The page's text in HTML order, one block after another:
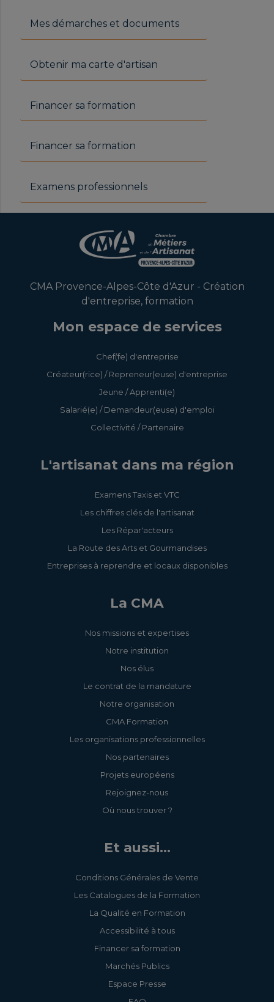
Mes démarches et documents
Obtenir ma carte d'artisan
Financer sa formation
Financer sa formation
Examens professionnels
CMA Provence-Alpes-Côte d'Azur - Création
d'entreprise, formation
Mon espace de services
Chef(fe) d'entreprise
Créateur(rice) / Repreneur(euse) d'entreprise
Jeune / Apprenti(e)
Salarié(e) / Demandeur(euse) d'emploi
Collectivité / Partenaire
L'artisanat dans ma région
Examens Taxis et VTC
Les chiffres clés de l'artisanat
Les Répar'acteurs
La Route des Arts et Gourmandises
Entreprises à reprendre et locaux disponibles
La CMA
Nos missions et expertises
Notre institution
Nos élus
Le contrat de la mandature
Notre organisation
CMA Formation
Les organisations professionnelles
Nos partenaires
Projets européens
Rejoignez-nous
Où nous trouver ?
Et aussi...
Conditions Générales de Vente
Les Catalogues de la Formation
La Qualité en Formation
Accessibilité à tous
Financer sa formation
Marchés Publics
Espace Presse